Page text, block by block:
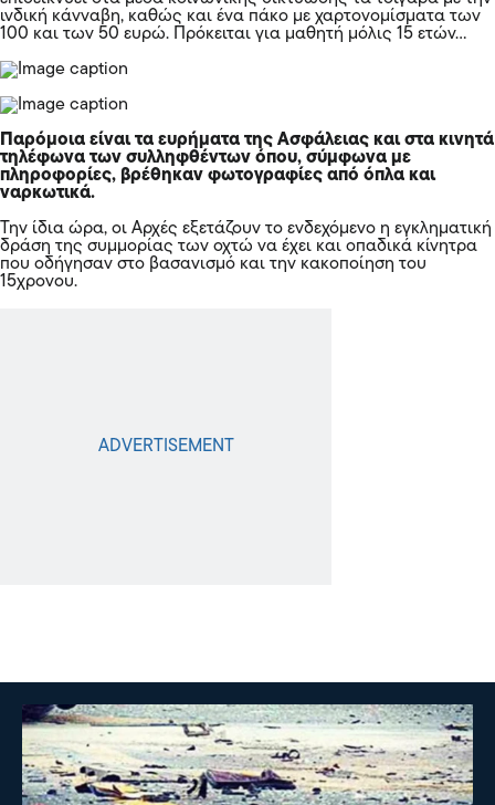
ινδική κάνναβη, καθώς και ένα πάκο με χαρτονομίσματα των
100 και των 50 ευρώ. Πρόκειται για μαθητή μόλις 15 ετών…
Παρόμοια είναι τα ευρήματα της Ασφάλειας και στα κινητά
τηλέφωνα των συλληφθέντων όπου, σύμφωνα με
πληροφορίες, βρέθηκαν φωτογραφίες από όπλα και
ναρκωτικά.
Την ίδια ώρα, οι Αρχές εξετάζουν το ενδεχόμενο η εγκληματική
δράση της συμμορίας των οχτώ να έχει και οπαδικά κίνητρα
που οδήγησαν στο βασανισμό και την κακοποίηση του
15χρονου.